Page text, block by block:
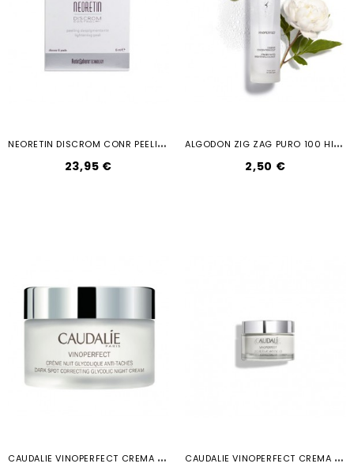
N
EORETIN DISCROM CONR PEELING
23,95 €
A
LGODON ZIG ZAG PURO 100 HIDROFILO...
2,50 €
C
AUDALIE VINOPERFECT CREMA NOCHE... C
AUDALIE VINOPERFECT CREMA ANTIMANCHA...